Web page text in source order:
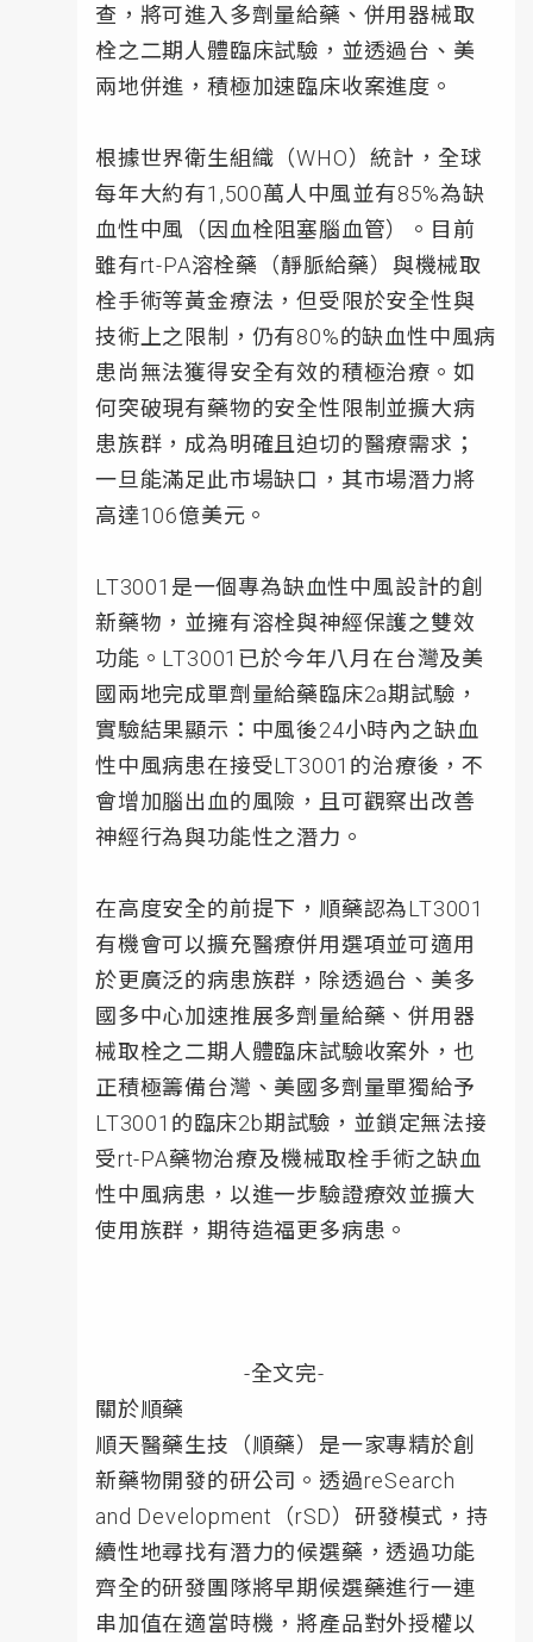
查，將可進入多劑量給藥、併用器械取
栓之二期人體臨床試驗，並透過台、美
兩地併進，積極加速臨床收案進度。
根據世界衛生組織（WHO）統計，全球
每年大約有1,500萬人中風並有85%為缺
血性中風（因血栓阻塞腦血管）。目前
雖有rt-PA溶栓藥（靜脈給藥）與機械取
栓手術等黃金療法，但受限於安全性與
技術上之限制，仍有80%的缺血性中風病
患尚無法獲得安全有效的積極治療。如
何突破現有藥物的安全性限制並擴大病
患族群，成為明確且迫切的醫療需求；
一旦能滿足此市場缺口，其市場潛力將
高達106億美元。
LT3001是一個專為缺血性中風設計的創
新藥物，並擁有溶栓與神經保護之雙效
功能。LT3001已於今年八月在台灣及美
國兩地完成單劑量給藥臨床2a期試驗，
實驗結果顯示：中風後24小時內之缺血
性中風病患在接受LT3001的治療後，不
會增加腦出血的風險，且可觀察出改善
神經行為與功能性之潛力。
在高度安全的前提下，順藥認為LT3001
有機會可以擴充醫療併用選項並可適用
於更廣泛的病患族群，除透過台、美多
國多中心加速推展多劑量給藥、併用器
械取栓之二期人體臨床試驗收案外，也
正積極籌備台灣、美國多劑量單獨給予
LT3001的臨床2b期試驗，並鎖定無法接
受rt-PA藥物治療及機械取栓手術之缺血
性中風病患，以進一步驗證療效並擴大
使用族群，期待造福更多病患。
-全文完-
關於順藥
順天醫藥生技（順藥）是一家專精於創
新藥物開發的研公司。透過reSearch
and Development（rSD）研發模式，持
續性地尋找有潛力的候選藥，透過功能
齊全的研發團隊將早期候選藥進行一連
串加值在適當時機，將產品對外授權以